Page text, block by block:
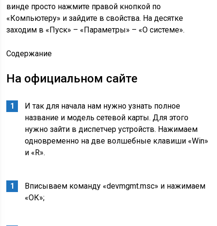
винде просто нажмите правой кнопкой по
«Компьютеру» и зайдите в свойства. На десятке
заходим в «Пуск» – «Параметры» – «О системе».
Содержание
На официальном сайте
И так для начала нам нужно узнать полное
название и модель сетевой карты. Для этого
нужно зайти в диспетчер устройств. Нажимаем
одновременно на две волшебные клавиши «Win»
и «R».
Вписываем команду «devmgmt.msc» и нажимаем
«ОК»;